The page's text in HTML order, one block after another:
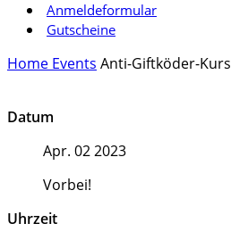
Anmeldeformular
Gutscheine
Home Events Anti-Giftköder-Kurs
Datum
Apr. 02 2023
Vorbei!
Uhrzeit